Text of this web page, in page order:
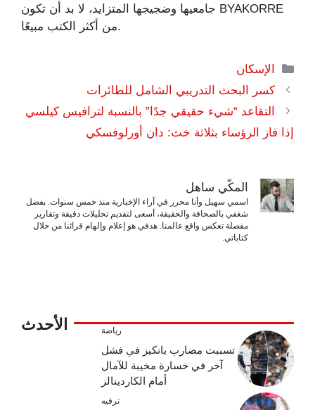
جامعيها وضجيجها المتزايد، لا بد أن تكون BYAKORRE
من أكثر الكتب مبيعًا.
التصنيفات
الإسكان
كسر البحث التدريبي الشامل للطائرات
التقاعد “شيء حقيقي جدًا” بالنسبة لترافيس كيلسي
إذا فاز الرؤساء بثلاثة خث: دان أورلوفسكي
المكّي ساهل
اسمي سهيل وأنا محرر في آراء الإخبارية منذ خمس سنوات. بفضل
شغفي بالصحافة والحقيقة، أسعى لتقديم تحليلات دقيقة وتقارير
مفصلة تعكس واقع عالمنا. هدفي هو إعلام وإلهام قرائنا من خلال
كتاباتي.
الأحدث رياضة
تسببت مضارب يانكيز في فشل
آخر في خسارة مخيبة للآمال
أمام الكاردينالز
ترفيه